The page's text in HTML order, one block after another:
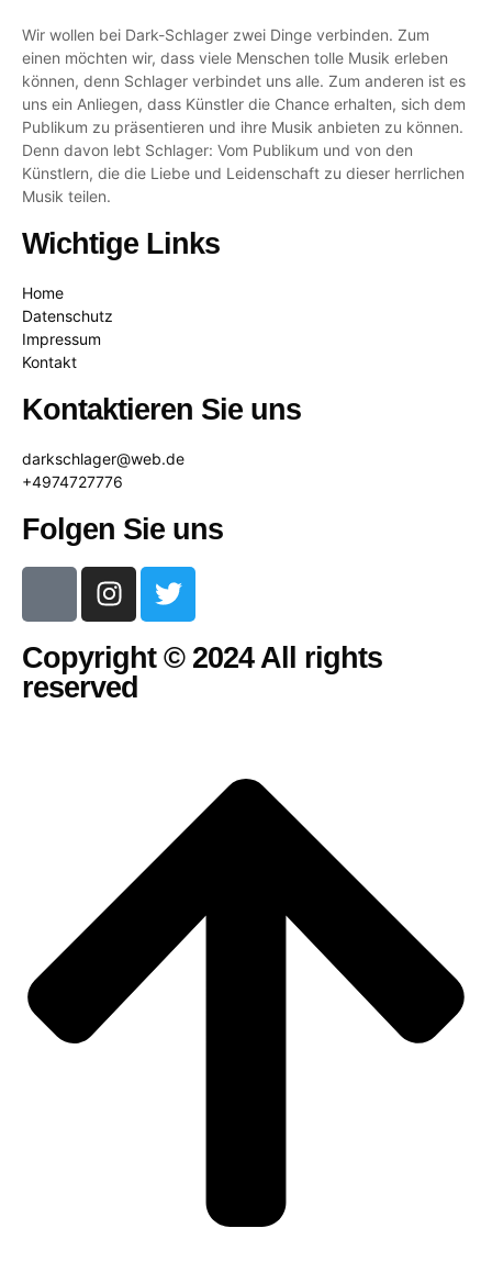
Wir wollen bei Dark-Schlager zwei Dinge verbinden. Zum
einen möchten wir, dass viele Menschen tolle Musik erleben
können, denn Schlager verbindet uns alle. Zum anderen ist es
uns ein Anliegen, dass Künstler die Chance erhalten, sich dem
Publikum zu präsentieren und ihre Musik anbieten zu können.
Denn davon lebt Schlager: Vom Publikum und von den
Künstlern, die die Liebe und Leidenschaft zu dieser herrlichen
Musik teilen.
Wichtige Links
Home
Datenschutz
Impressum
Kontakt
Kontaktieren Sie uns
darkschlager@web.de
+4974727776
Folgen Sie uns
Copyright © 2024 All rights
reserved